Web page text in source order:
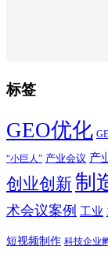
标签
GEO优化
“小巨人” 产业会议 产
创业创新制
术会议案例 工业
短视频制作 科技企业